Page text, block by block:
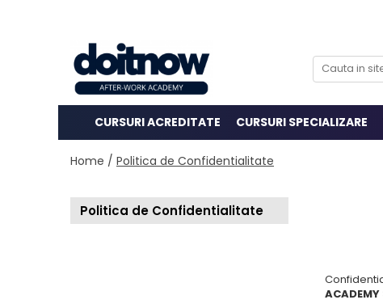
CURSURI ACREDITATE CURSURI SPECIALIZARE
Home / Politica de Confidentialitate
ACADEMY
Politica de Confidentialitate